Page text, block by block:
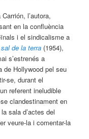
l’autora,
en la confluència
i el sindicalisme a
de la terra (1954),
s’estrenés a
de Hollywood pel seu
se, durant el
referent ineludible
clandestinament en
sala d’actes del
veure-la i comentar-la